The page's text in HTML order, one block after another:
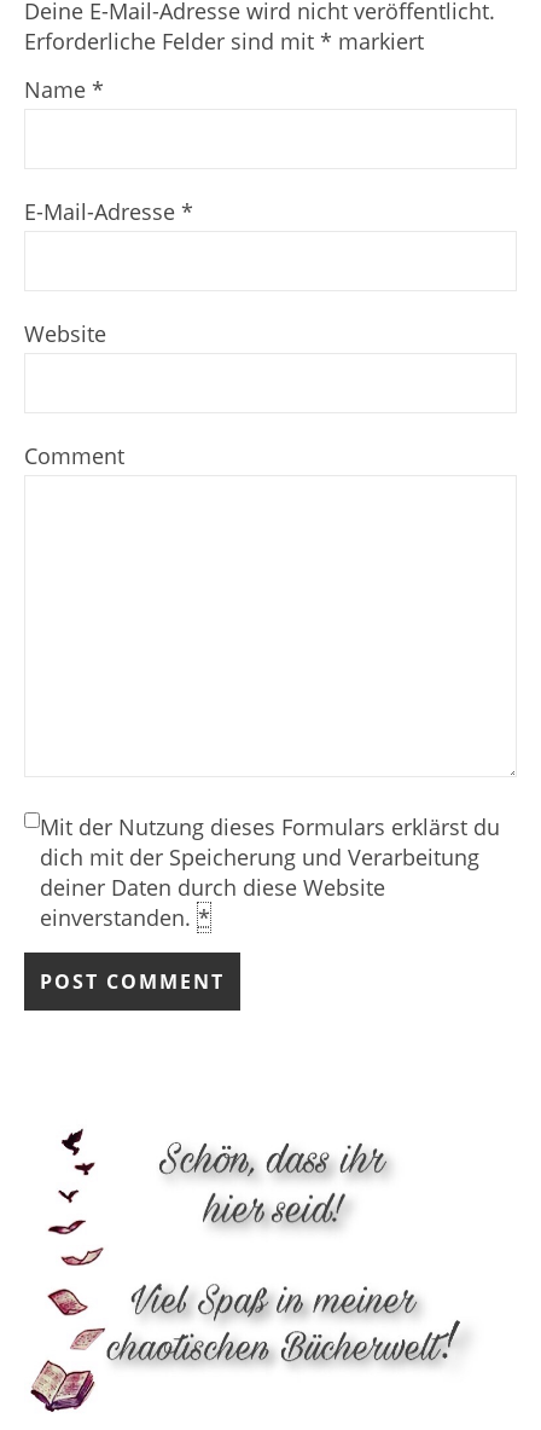
Deine E-Mail-Adresse wird nicht veröffentlicht.
Erforderliche Felder sind mit * markiert
Name *
E-Mail-Adresse *
Website
Comment
Mit der Nutzung dieses Formulars erklärst du
dich mit der Speicherung und Verarbeitung
deiner Daten durch diese Website
einverstanden. *